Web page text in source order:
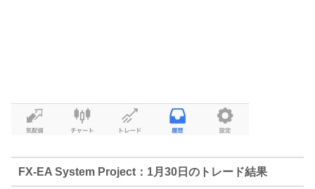
FX-EA System Project：1月30日のトレード結果